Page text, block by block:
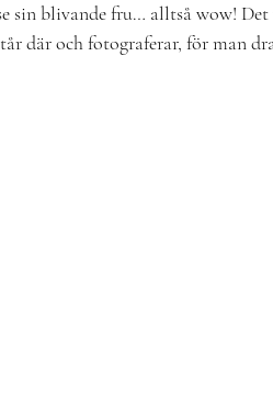
sin blivande fru… alltså wow!
där och fotograferar, för man